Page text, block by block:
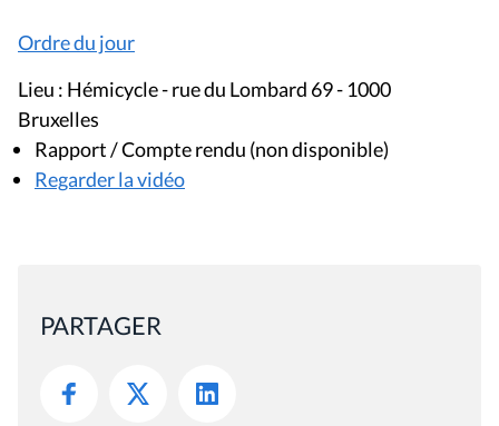
Ordre du jour
Lieu : Hémicycle - rue du Lombard 69 - 1000
Bruxelles
Rapport / Compte rendu (non disponible)
Regarder la vidéo
PARTAGER